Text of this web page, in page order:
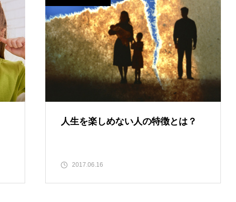
人生を楽しめない人の特徴とは？
2017.06.16